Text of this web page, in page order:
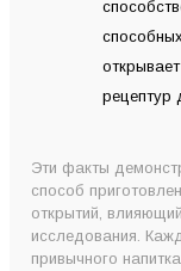
рецептур
Эти факты
способ
открытий,
исследования.
привычного